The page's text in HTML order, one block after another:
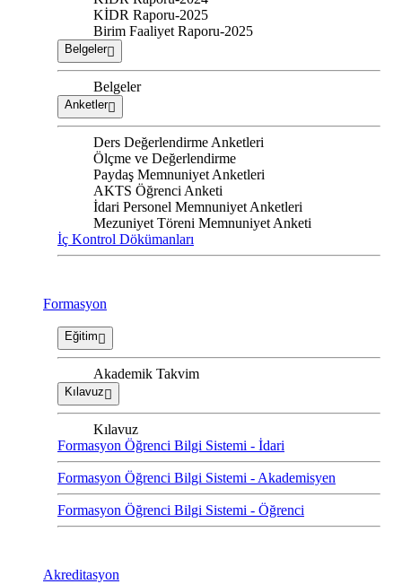
KİDR Raporu-2025
Birim Faaliyet Raporu-2025
Belgeler
Belgeler
Anketler
Ders Değerlendirme Anketleri
Ölçme ve Değerlendirme
Paydaş Memnuniyet Anketleri
AKTS Öğrenci Anketi
İdari Personel Memnuniyet Anketleri
Mezuniyet Töreni Memnuniyet Anketi
İç Kontrol Dökümanları
Formasyon
Eğitim
Akademik Takvim
Kılavuz
Kılavuz
Formasyon Öğrenci Bilgi Sistemi - İdari
Formasyon Öğrenci Bilgi Sistemi - Akademisyen
Formasyon Öğrenci Bilgi Sistemi - Öğrenci
Akreditasyon